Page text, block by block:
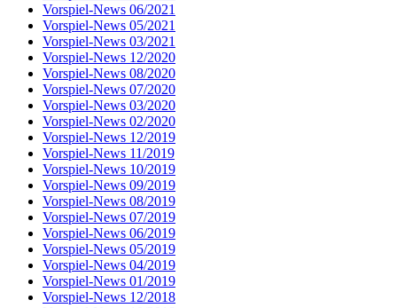
Vorspiel-News 06/2021
Vorspiel-News 05/2021
Vorspiel-News 03/2021
Vorspiel-News 12/2020
Vorspiel-News 08/2020
Vorspiel-News 07/2020
Vorspiel-News 03/2020
Vorspiel-News 02/2020
Vorspiel-News 12/2019
Vorspiel-News 11/2019
Vorspiel-News 10/2019
Vorspiel-News 09/2019
Vorspiel-News 08/2019
Vorspiel-News 07/2019
Vorspiel-News 06/2019
Vorspiel-News 05/2019
Vorspiel-News 04/2019
Vorspiel-News 01/2019
Vorspiel-News 12/2018